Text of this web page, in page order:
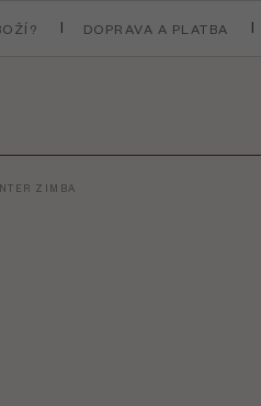
DOPRAVA A PLATBA
ZIMBA